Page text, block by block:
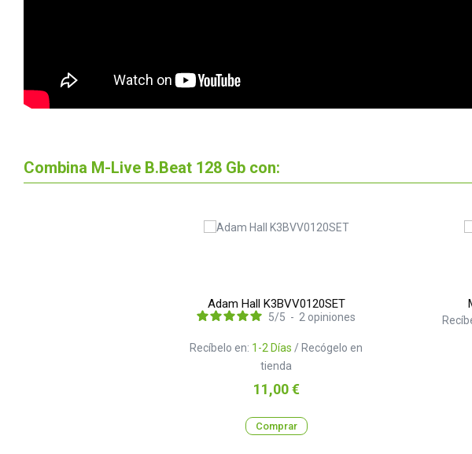
Combina M-Live B.Beat 128 Gb con:
Adam Hall K3BVV0120SET
Recíbelo en: 1-2 Días / Recógelo en
tienda
5/5 - 2 opiniones
Precio
11,00 €
Comprar